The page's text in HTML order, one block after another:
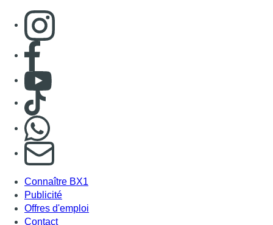
Consulter page Instagram
Consulter page Facebook
Consulter Youtube
Consulter TikTok
S'abonner à notre newsletter
Connaître BX1
Publicité
Offres d'emploi
Contact